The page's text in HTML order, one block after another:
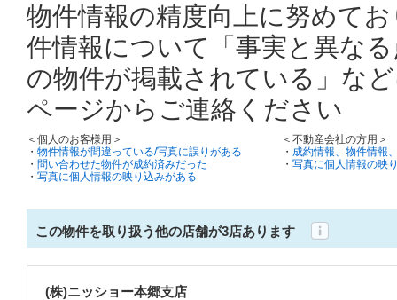
物件情報の精度向上に努めて
件情報について「事実と異な
の物件が掲載されている」な
ページからご連絡ください
＜個人のお客様用＞
・ 物件情報が間違っている/写真に誤りがある
・ 問い合わせた物件が成約済みだった
・ 写真に個人情報の映り込みがある
＜不動産会社の方用＞
・ 成約情報、物件情報
・ 写真に個人情報の映
この物件を取り扱う他の店舗が3店あります
(株)ニッショー本郷支店